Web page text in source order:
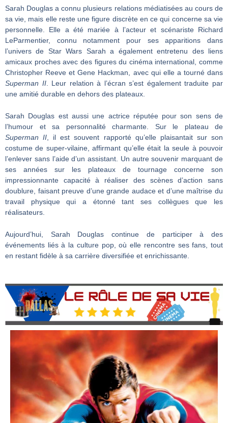
Sarah Douglas a connu plusieurs relations médiatisées au cours de
sa vie, mais elle reste une figure discrète en ce qui concerne sa vie
personnelle. Elle a été mariée à l’acteur et scénariste Richard
LeParmentier, connu notamment pour ses apparitions dans
l’univers de Star Wars Sarah a également entretenu des liens
amicaux proches avec des figures du cinéma international, comme
Christopher Reeve et Gene Hackman, avec qui elle a tourné dans
Superman II. Leur relation à l’écran s’est également traduite par
une amitié durable en dehors des plateaux.
Sarah Douglas est aussi une actrice réputée pour son sens de
l’humour et sa personnalité charmante. Sur le plateau de
Superman II , il est souvent rapporté qu’elle plaisantait sur son
costume de super-vilaine, affirmant qu’elle était la seule à pouvoir
l’enlever sans l’aide d’un assistant. Un autre souvenir marquant de
ses années sur les plateaux de tournage concerne son
impressionnante capacité à réaliser des scènes d’action sans
doublure, faisant preuve d’une grande audace et d’une maîtrise du
travail physique qui a étonné tant ses collègues que les
réalisateurs.
Aujourd’hui, Sarah Douglas continue de participer à des
événements liés à la culture pop, où elle rencontre ses fans, tout
en restant fidèle à sa carrière diversifiée et enrichissante.